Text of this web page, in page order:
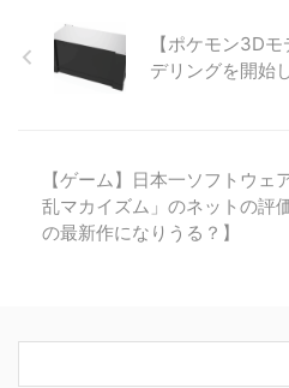
【ポケモン3D
デリングを開始
【ゲーム】日本一ソフトウェ
乱マカイズム」のネットの評
の最新作になりうる？】